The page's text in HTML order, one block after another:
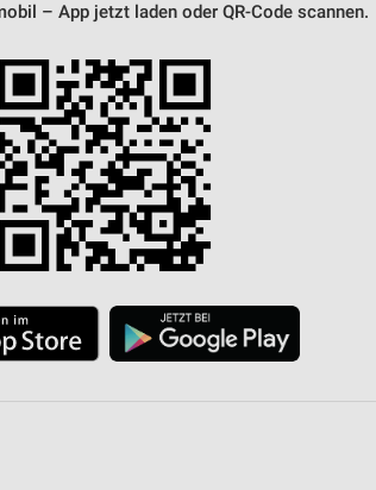
– App jetzt laden oder QR-Code scannen.